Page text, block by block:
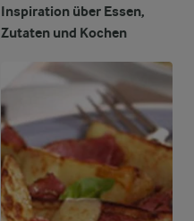
Inspiration über Essen,
Zutaten und Kochen